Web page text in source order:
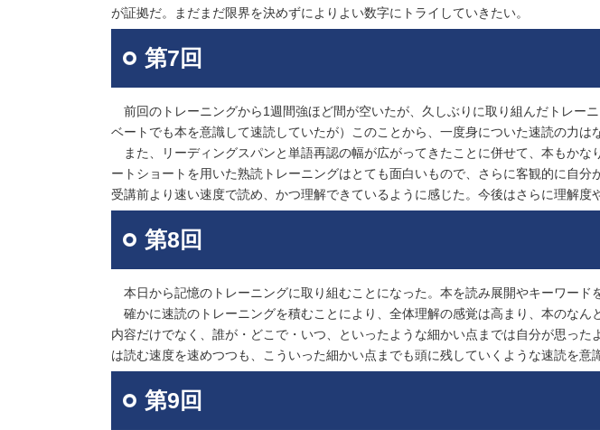
が証拠だ。まだまだ限界を決めずによりよい数字にトライしていきたい。
第7回
前回のトレーニングから1週間強ほど間が空いたが、久しぶりに取り組んだトレー
ベートでも本を意識して速読していたが）このことから、一度身についた速読の力は
また、リーディングスパンと単語再認の幅が広がってきたことに併せて、本もかな
ートショートを用いた熟読トレーニングはとても面白いもので、さらに客観的に自
受講前より速い速度で読め、かつ理解できているように感じた。今後はさらに理解度
第8回
本日から記憶のトレーニングに取り組むことになった。本を読み展開やキーワード
確かに速読のトレーニングを積むことにより、全体理解の感覚は高まり、本のな
内容だけでなく、誰が・どこで・いつ、といったような細かい点までは自分が思っ
は読む速度を速めつつも、こういった細かい点までも頭に残していくような速読を
第9回